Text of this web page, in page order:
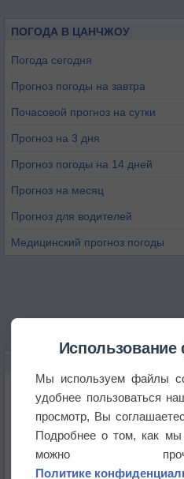
ПОГОДА В ЦАНЧЖОУ
Погода сегодня
Прогноз погоды на завтра
Почасовой прогноз на сутки
Прогноз на 3 дня
Прогноз погоды на 14 дней
Прогноз на месяц
Прогноз для водителей
Медицинский прогноз погоды
Максимум лета не
Космическая
Мы используем файлы
удобнее пользоваться
просмотр, Вы
Подробнее о том, как
можно
Политике